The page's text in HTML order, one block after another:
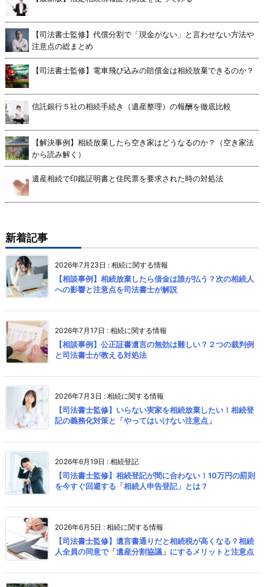
【司法書士監修】代償分割で「現金がない」と言わせない方法や
注意点の総まとめ
【司法書士監修】電車飛び込みの賠償金は相続放棄できるのか？
信託銀行５社の相続手続き（遺産整理）の報酬を徹底比較
【解決事例】相続放棄したら空き家はどうなるのか？（空き家法
から読み解く）
遺産相続で印鑑証明書と住民票を要求された時の対処法
新着記事
2026年7月23日 : 相続に関する情報
【相談事例】相続放棄したら借金は誰が払う？次の相続人
への影響と注意点を司法書士が解説
2026年7月17日 : 相続に関する情報
【相談事例】公正証書遺言の無効は難しい？２つの裁判例
と司法書士が教える対処法
2026年7月3日 : 相続に関する情報
【司法書士監修】いらない実家を相続放棄したい！相続登
記の義務化対策と「やってはいけない注意点」
2026年6月19日 : 相続登記
【司法書士監修】相続登記が間に合わない！10万円の罰則
を今すぐ回避する「相続人申告登記」とは？
2026年6月5日 : 相続に関する情報
【司法書士監修】遺言書通りだと相続税が高くなる？相続
人全員の同意で「遺産分割協議」にするメリットと注意点